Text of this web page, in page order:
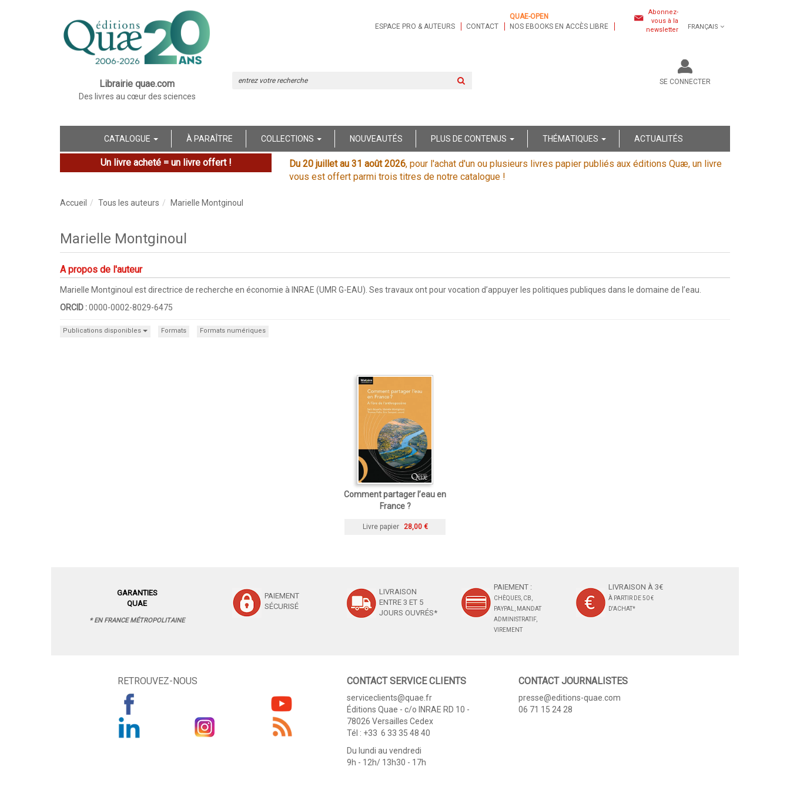
Librairie quae.com
Des livres au cœur des sciences
ESPACE PRO & AUTEURS CONTACT
QUAE-OPEN
NOS EBOOKS EN ACCÈS LIBRE
Abonnez-
vous à la
newsletter
FRANÇAIS
SE CONNECTER
CATALOGUE À PARAÎTRE COLLECTIONS NOUVEAUTÉS PLUS DE CONTENUS THÉMATIQUES ACTUALITÉS
Un livre acheté = un livre offert ! Du 20 juillet au 31 août 2026, pour l'achat d'un ou plusieurs livres papier publiés aux éditions Quæ, un livre
vous est offert parmi trois titres de notre catalogue !
Accueil Tous les auteurs Marielle Montginoul
Marielle Montginoul
A propos de l'auteur
Marielle Montginoul est directrice de recherche en économie à INRAE (UMR G-EAU). Ses travaux ont pour vocation d’appuyer les politiques publiques dans le domaine de l’eau.
ORCID :0000-0002-8029-6475
Publications disponibles Formats Formats numériques
Comment partager l’eau en
France ?
Livre papier 28,00 €
GARANTIES
QUAE
* EN FRANCE MÉTROPOLITAINE
PAIEMENT
SÉCURISÉ
LIVRAISON
ENTRE 3 ET 5
JOURS OUVRÉS*
PAIEMENT :
CHÈQUES, CB,
PAYPAL, MANDAT
ADMINISTRATIF,
VIREMENT
LIVRAISON À 3€
À PARTIR DE 50 €
D'ACHAT*
RETROUVEZ-NOUS CONTACT SERVICE CLIENTS
serviceclients@quae.fr
Éditions Quae - c/o INRAE RD 10 -
78026 Versailles Cedex
Tél : +33 6 33 35 48 40
Du lundi au vendredi
9h - 12h/ 13h30 - 17h
CONTACT JOURNALISTES
presse@editions-quae.com
06 71 15 24 28